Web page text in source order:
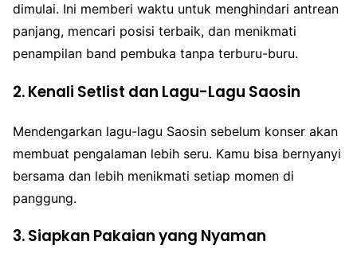
dimulai. Ini memberi waktu untuk menghindari antrean
panjang, mencari posisi terbaik, dan menikmati
penampilan band pembuka tanpa terburu-buru.
2.Kenali Setlist dan Lagu-Lagu Saosin
Mendengarkan lagu-lagu Saosin sebelum konser akan
membuat pengalaman lebih seru. Kamu bisa bernyanyi
bersama dan lebih menikmati setiap momen di
panggung.
3.Siapkan Pakaian yang Nyaman